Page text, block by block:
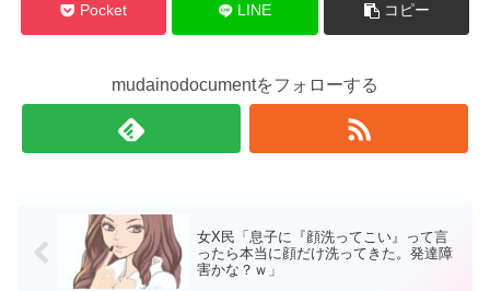
Pocket LINE コピー
mudainodocumentをフォローする
女X民「息子に『顔洗ってこい』って言
ったら本当に顔だけ洗ってきた。発達障
害かな？ｗ」